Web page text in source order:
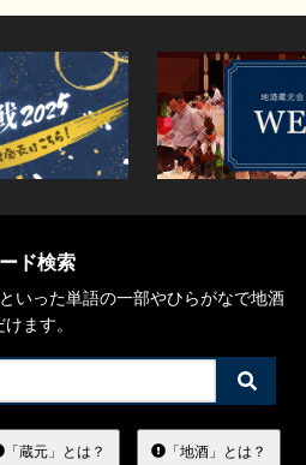
ド検索
いった単語の一部やひらがなで地酒
ます。
検
索
る
「蔵元」とは？ 「地酒」とは？